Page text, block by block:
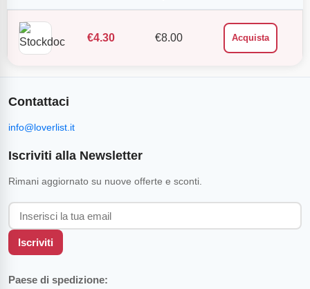
€4.30 €8.00 Acquista
Contattaci
info@loverlist.it
Iscriviti alla Newsletter
Rimani aggiornato su nuove offerte e sconti.
Iscriviti
Paese di spedizione: